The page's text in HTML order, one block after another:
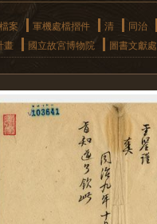
檔案 軍機處檔摺件 清 同治
畫 國立故宮博物院 圖書文獻處